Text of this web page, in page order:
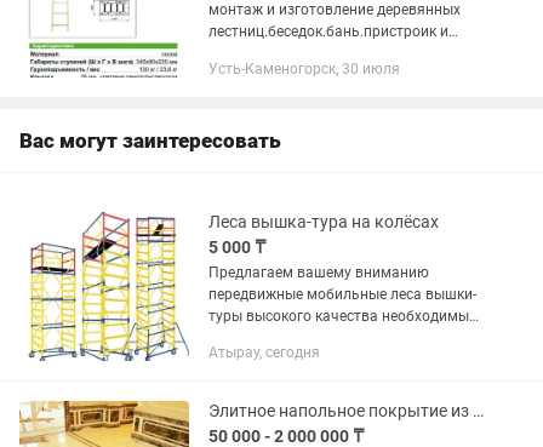
монтаж и изготовление деревянных
лестниц.беседок.бань.пристроик и
сложности.
Усть-Каменогорск, 30 июля
Вас могут заинтересовать
Леса вышка-тура на колёсах
5 000 ₸
Предлагаем вашему вниманию
передвижные мобильные леса вышки-
туры высокого качества необходимые
а также есть в наличии лестница
Атырау, сегодня
Элитное напольное покрытие из камня роскошь, прочность и стиль
50 000 - 2 000 000 ₸